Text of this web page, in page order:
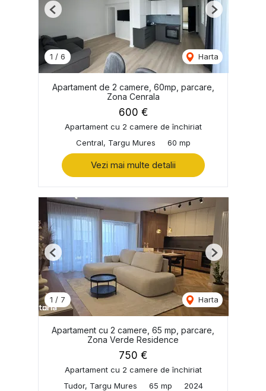
1 / 6 Harta
Previous Next
Apartament de 2 camere, 60mp, parcare,
Zona Cenrala
600 €
Apartament cu 2 camere de închiriat
Central, Targu Mures
60 mp
Vezi mai multe detalii
1 / 7 Harta
Previous Next
Apartament cu 2 camere, 65 mp, parcare,
Zona Verde Residence
750 €
Apartament cu 2 camere de închiriat
Tudor, Targu Mures
65 mp 2024